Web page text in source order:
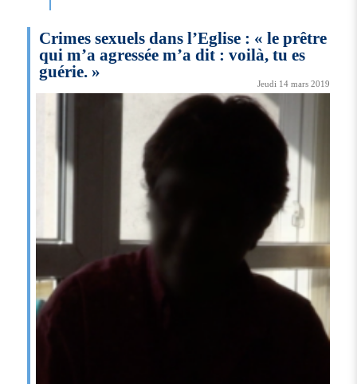
Crimes sexuels dans l’Eglise : « le prêtre
qui m’a agressée m’a dit : voilà, tu es
guérie. »
Jeudi 14 mars 2019